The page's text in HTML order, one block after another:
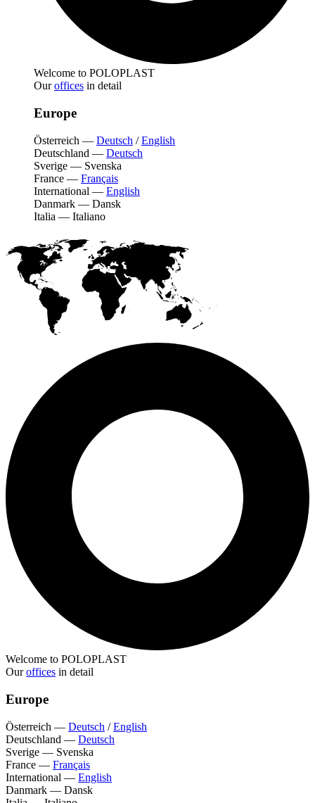
Welcome to POLOPLAST
Ouroffices in detail
Europe
Österreich — Deutsch /English
Deutschland — Deutsch
Sverige — Svenska
France — Français
International — English
Danmark — Dansk
Italia — Italiano
Welcome to POLOPLAST
Ouroffices in detail
Europe
Österreich — Deutsch /English
Deutschland — Deutsch
Sverige — Svenska
France — Français
International — English
Danmark — Dansk